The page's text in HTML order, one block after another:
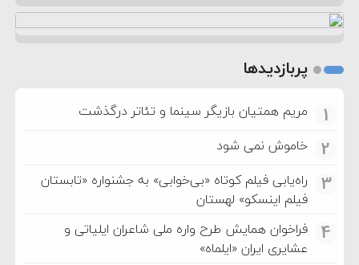
پربازدیدها
1 مریم همتیان بازیگر سینما و تئاتر درگذشت
2 خاموش نمی شود
3
راه‌یابی فیلم کوتاه «بی‌خوابی» به جشنواره «تابستان
فیلم اینسکو» لهستان
4
فراخوان همایش طرح واره ملی شاعران ایلیاتی و
عشایری ایران «ایلماه»